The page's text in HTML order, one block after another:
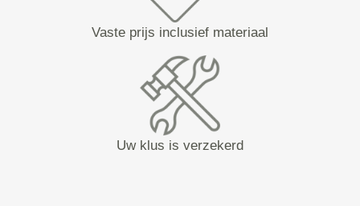
Vaste prijs inclusief materiaal
Uw klus is verzekerd